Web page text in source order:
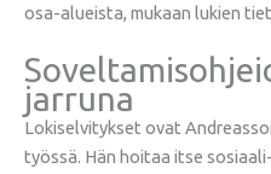
osa-alueista, mukaan lukien
jarruna
Lokiselvitykset ovat
työssä. Hän hoitaa itse